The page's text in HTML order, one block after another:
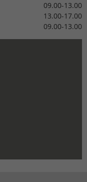
09.00-13.00
13.00-17.00
09.00-13.00